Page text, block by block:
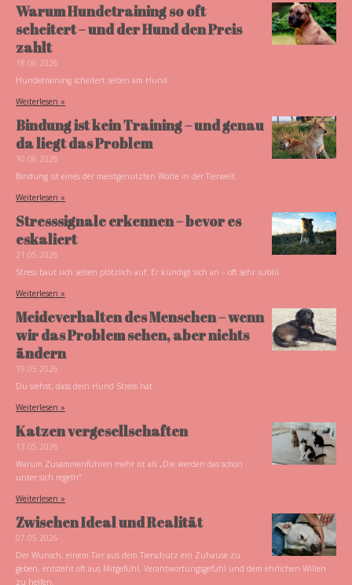
Warum Hundetraining so oft
scheitert – und der Hund den Preis
zahlt
18.06.2026
Hundetraining scheitert selten am Hund.
Weiterlesen »
Bindung ist kein Training – und genau
da liegt das Problem
10.06.2026
Bindung ist eines der meistgenutzten Worte in der Tierwelt.
Weiterlesen »
Stresssignale erkennen – bevor es
eskaliert
21.05.2026
Stress baut sich selten plötzlich auf. Er kündigt sich an – oft sehr subtil.
Weiterlesen »
Meideverhalten des Menschen – wenn
wir das Problem sehen, aber nichts
ändern
19.05.2026
Du siehst, dass dein Hund Stress hat.
Weiterlesen »
Katzen vergesellschaften
13.05.2026
Warum Zusammenführen mehr ist als „Die werden das schon
unter sich regeln“
Weiterlesen »
Zwischen Ideal und Realität
07.05.2026
Der Wunsch, einem Tier aus dem Tierschutz ein Zuhause zu
geben, entsteht oft aus Mitgefühl, Verantwortungsgefühl und dem ehrlichen Willen
zu helfen.